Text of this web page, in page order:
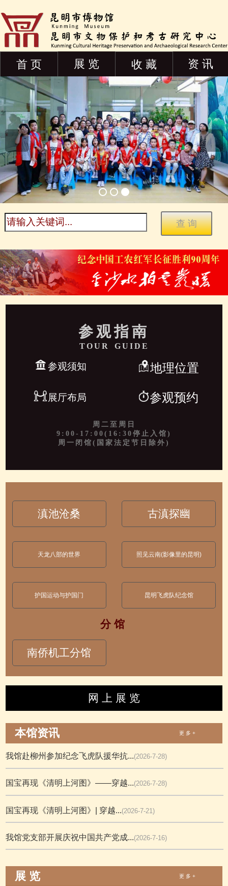
首 页 展 览 收 藏 资 讯
参观指南
TOUR GUIDE
参观须知 地理位置
展厅布局 参观预约
周二至周日
9:00-17:00(16:30停止入馆)
周一闭馆(国家法定节日除外)
滇池沧桑 古滇探幽
天龙八部的世界 照见云南(影像里的昆明)
护国运动与护国门 昆明飞虎队纪念馆
分 馆
南侨机工分馆
网 上 展 览
本馆资讯 更 多 +
我馆赴柳州参加纪念飞虎队援华抗...(2026-7-28)
国宝再现《清明上河图》——穿越...(2026-7-28)
国宝再现《清明上河图》| 穿越...(2026-7-21)
我馆党支部开展庆祝中国共产党成...(2026-7-16)
展 览 更 多 +